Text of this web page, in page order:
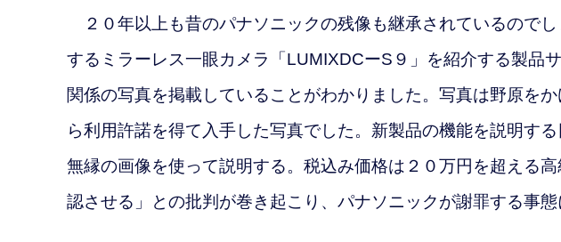
２０年以上も昔のパナソニックの残像も継承されているので
するミラーレス一眼カメラ「LUMIXDCーS９」を紹介する製品
関係の写真を掲載していることがわかりました。写真は野原を
ら利用許諾を得て入手した写真でした。新製品の機能を説明す
無縁の画像を使って説明する。税込み価格は２０万円を超える高
認させる」との批判が巻き起こり、パナソニックが謝罪する事態